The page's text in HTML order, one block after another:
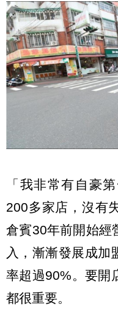
「我非常有自豪
200多家店，沒有
倉賓30年前開始經
入，漸漸發展成加
率超過90%。要開
都很重要。